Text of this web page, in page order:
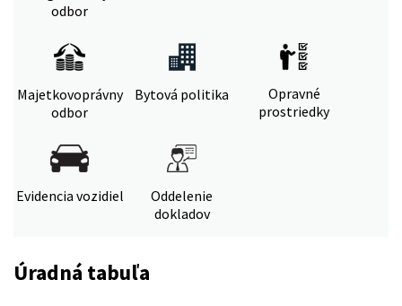
odbor
Majetkovoprávny
odbor
Bytová politika
Opravné
prostriedky
Evidencia vozidiel
Oddelenie
dokladov
Úradná tabuľa